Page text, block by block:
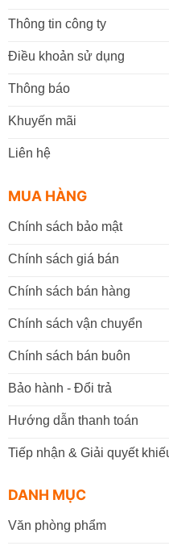
Thông tin công ty
Điều khoản sử dụng
Thông báo
Khuyến mãi
Liên hệ
MUA HÀNG
Chính sách bảo mật
Chính sách giá bán
Chính sách bán hàng
Chính sách vận chuyển
Chính sách bán buôn
Bảo hành - Đổi trả
Hướng dẫn thanh toán
Tiếp nhận & Giải quyết
DANH MỤC
Văn phòng phẩm